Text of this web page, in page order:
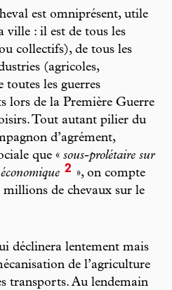
est omniprésent, utile
ville : il est de tous les
collectifs), de tous les
(agricoles,
toutes les guerres
lors de la Première Guerre
Tout autant pilier du
d’agrément,
que « sous-prolétaire sur
2 », on compte
de chevaux sur le
déclinera lentement mais
de l’agriculture
transports. Au lendemain